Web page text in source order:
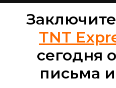
TNT
сегодня
письма